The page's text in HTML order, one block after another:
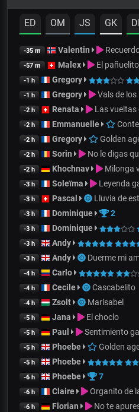
ED OM JS GK
-35 m Valentin
-57 m Malex El pañuelito
-1 h Gregory
-1 h Gregory Vals de
-2 h Renata Las vueltas
-2 h Emmanuelle
-2 h Gregory Golden
-2 h Sorin No le digas
-2 h Khochnav Milonga
-3 h Soleïma Leyenda
-3 h Pascal Lluvia de
-3 h Dominique 2
-3 h Dominique
-3 h Andy
-3 h Andy Duerme mi
-4 h Carlo
-4 h Cecile Cascabelito
-4 h Zsolt Marisabel
-5 h Jana El choclo
-5 h Paul Sentimiento
-5 h Phoebe Golden
-5 h Phoebe
-6 h Phoebe 7
-6 h Claire Organito de
-6 h Florian No te